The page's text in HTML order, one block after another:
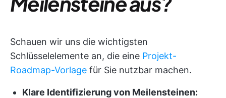
Schauen wir uns die wichtigsten
Schlüsselelemente an, die eine Projekt-
Roadmap-Vorlage für Sie nutzbar machen.
Klare Identifizierung von Meilensteinen: